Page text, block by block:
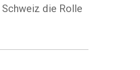
die Rolle